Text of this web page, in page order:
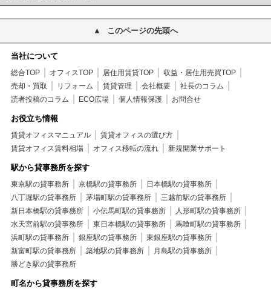
このページの先頭へ
当社について
総合TOP オフィスTOP 居住用賃貸TOP
収益・居住用売買TOP
売却・買取
リフォーム 賃貸管理 会社概要
社長のコラム
読者投稿のコラム
ECO広場 個人情報保護 お問合せ
お役立ち情報
賃貸オフィスマニュアル
賃貸オフィスの選び方
賃貸オフィス賃料相場
オフィス移転の流れ 新規開業サポート
駅から貸事務所を探す
東京駅の貸事務所 京橋駅の貸事務所
日本橋駅の貸事務所
八丁堀駅の貸事務所
茅場町駅の貸事務所
三越前駅の貸事務所
新日本橋駅の貸事務所
小伝馬町駅の貸事務所
人形町駅の貸事務所
水天宮前駅の貸事務所
東日本橋駅の貸事務所
馬喰町駅の貸事務所
浜町駅の貸事務所
銀座駅の貸事務所
東銀座駅の貸事務所
新富町駅の貸事務所
築地駅の貸事務所
月島駅の貸事務所
勝どき駅の貸事務所
町名から貸事務所を探す